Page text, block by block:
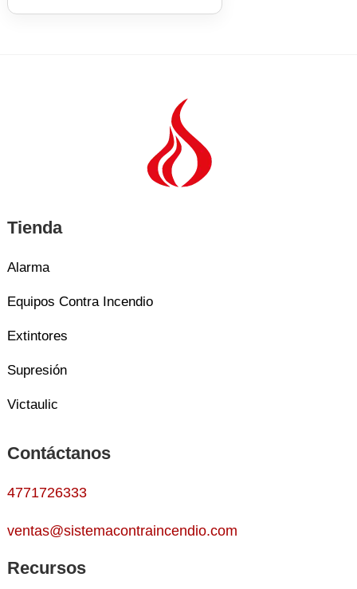
Tienda
Alarma
Equipos Contra Incendio
Extintores
Supresión
Victaulic
Contáctanos
4771726333
ventas@sistemacontraincendio.com
Recursos